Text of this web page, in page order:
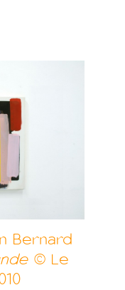
Bernard
© Le